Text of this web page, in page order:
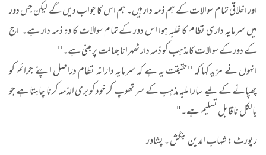
اور اخلاقی تمام سوالات کے ہم ذمہ دار ہیں۔ ہم اس کا جواب دیں گے لیکن جس دور
میں سرمایہ داری نظام کا غلبہ ہوا اس دور کے تمام سوالات کا وہ ذمہ دار ہے۔ اج
کے دور کے سوالات کا مذہب کو ذمہ دار ٹھہرانا جہالت پر مبنی ہے۔"
انہوں نے مزید کہا کہ "حقیقت یہ ہے کہ سرمایہ دارانہ نظام دراصل اپنے جرائم کو
چھپانے کے لیے سارا ملبہ مذہب کے سر تھوپ کر خود کو بری الذمہ کرنا چاہتا ہے جو
بالکل ناقابل تسلیم ہے۔"
رپورٹ : شہاب الدین بنگش ۔ پشاور